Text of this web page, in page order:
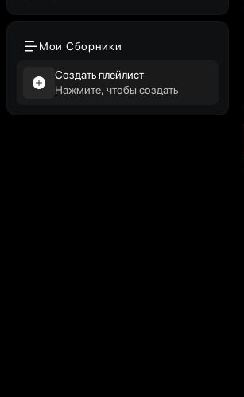
Мои Сборники
Создать плейлист
Нажмите, чтобы создать